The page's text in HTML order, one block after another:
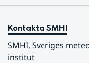
Kontakta SMHI
SMHI, Sveriges
institut